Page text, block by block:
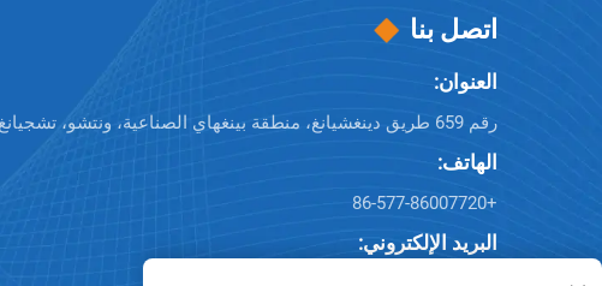
اتصل بنا
العنوان:
رقم 659 طريق دينغشيانغ، منطقة بينغهاي الصناعية، ونتشو، تشجيانغ، 325025، الصين
الهاتف:
+86-577-86007720
البريد الإلكتروني: